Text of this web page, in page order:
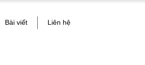
Bài viết Liên hệ